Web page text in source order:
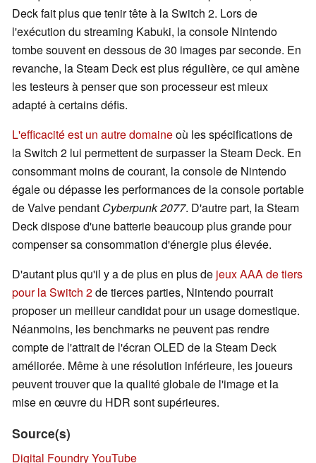
Deck fait plus que tenir tête à la Switch 2. Lors de
l'exécution du streaming Kabuki, la console Nintendo
tombe souvent en dessous de 30 images par seconde. En
revanche, la Steam Deck est plus régulière, ce qui amène
les testeurs à penser que son processeur est mieux
adapté à certains défis.
L'efficacité est un autre domaineoù les spécifications de
la Switch 2 lui permettent de surpasser la Steam Deck. En
consommant moins de courant, la console de Nintendo
égale ou dépasse les performances de la console portable
de Valve pendant Cyberpunk 2077. D'autre part, la Steam
Deck dispose d'une batterie beaucoup plus grande pour
compenser sa consommation d'énergie plus élevée.
D'autant plus qu'il y a de plus en plus de jeux AAA de tiers
pour la Switch 2de tierces parties, Nintendo pourrait
proposer un meilleur candidat pour un usage domestique.
Néanmoins, les benchmarks ne peuvent pas rendre
compte de l'attrait de l'écran OLED de la Steam Deck
améliorée. Même à une résolution inférieure, les joueurs
peuvent trouver que la qualité globale de l'image et la
mise en œuvre du HDR sont supérieures.
Source(s)
Digital Foundry YouTube